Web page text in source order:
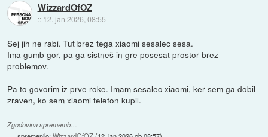
WizzardOfOZ
:: 12. jan 2026, 08:55
Sej jih ne rabi. Tut brez tega xiaomi sesalec sesa.
Ima gumb gor, pa ga sistneš in gre posesat prostor brez
problemov.
Pa to govorim iz prve roke. Imam sesalec xiaomi, ker sem ga dobil
zraven, ko sem xiaomi telefon kupil.
Zgodovina sprememb…